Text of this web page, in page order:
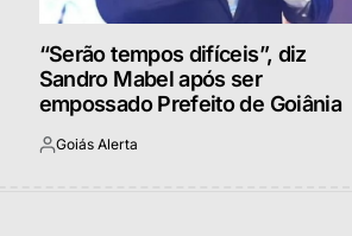
“Serão tempos difíceis”, diz
Sandro Mabel após ser
empossado Prefeito de Goiânia
Postado
Goiás Alerta